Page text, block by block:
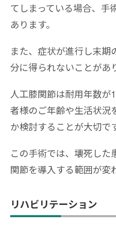
てしまっている場合、手
あります。
また、症状が進行し末
分に得られないことがあ
人工膝関節は耐用年数が
者様のご年齢や生活状況
か検討することが大切で
この手術では、壊死した
関節を導入する範囲が変
リハビリテーション